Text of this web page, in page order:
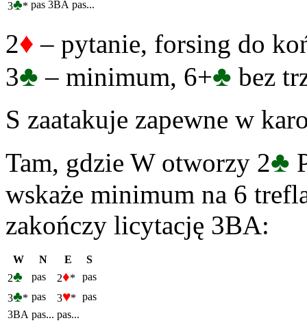
3♣* pas 3BA pas...
2♦ – pytanie, forsing do
3♣ – minimum, 6+♣ bez
S zaatakuje zapewne w
Tam, gdzie W otworzy 2♣
wskaże minimum na 6
zakończy licytację 3BA:
W N E
S
2♣ pas 2♦*
pas
3♣* pas 3♥* pas
3BA pas... pas...